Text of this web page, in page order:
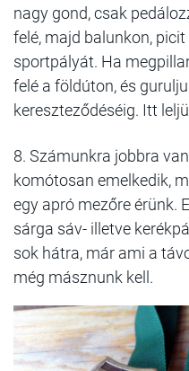
nagy gond, csak
felé, majd balunkon,
sportpályát. Ha
felé a földúton, és
kereszteződéséig. Itt
8. Számunkra jobbra
komótosan emelkedik,
egy apró mezőre érünk.
sárga sáv- illetve
sok hátra, már ami a
még másznunk kell.